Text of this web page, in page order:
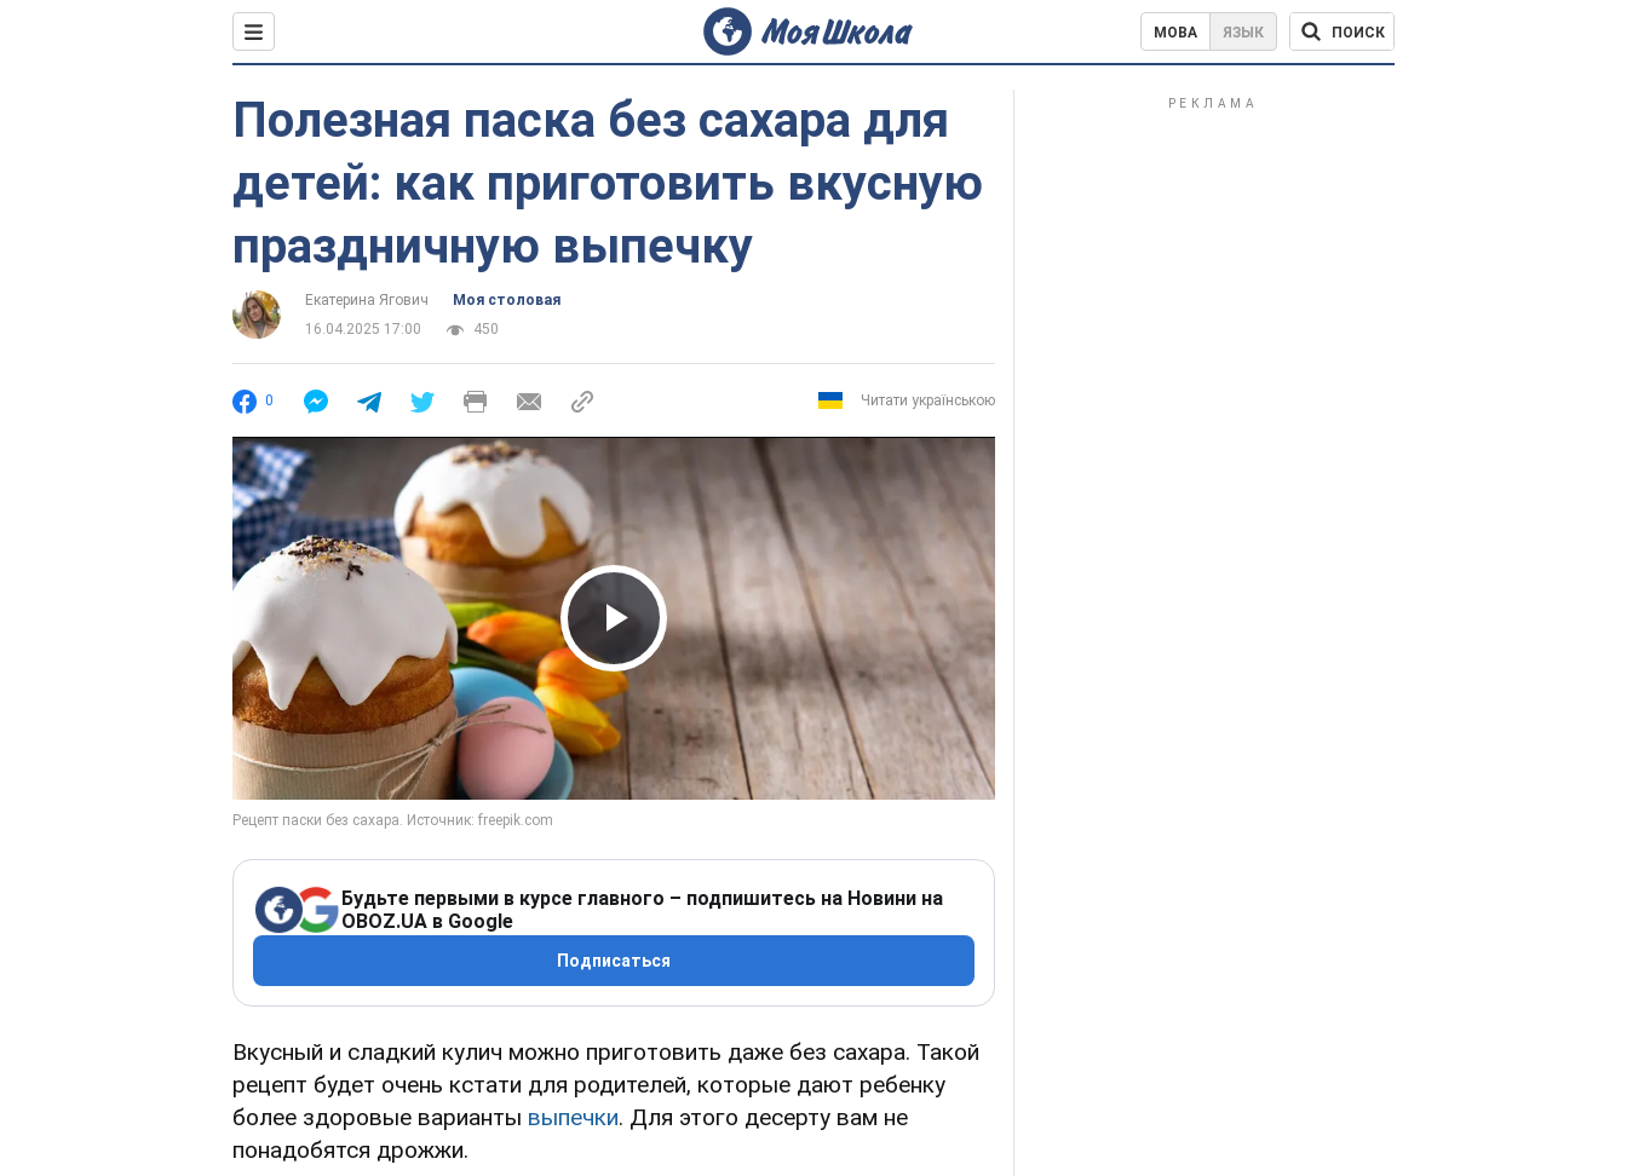
МОВА ЯЗЫК ПОИСК
Полезная паска без сахара для
детей: как приготовить вкусную
праздничную выпечку
Екатерина Ягович
Моя столовая
16.04.2025 17:00
450
0 Читати українською
Play Video
Будьте первыми в курсе главного – подпишитесь на Новини на
OBOZ.UA в Google
Подписаться
Вкусный и сладкий кулич можно приготовить даже без сахара. Такой
рецепт будет очень кстати для родителей, которые дают ребенку
более здоровые варианты выпечки. Для этого десерту вам не
понадобятся дрожжи.